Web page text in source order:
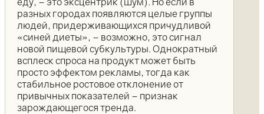
разных городах появляются целые группы
людей, придерживающихся причудливой
«синей диеты», – возможно, это сигнал
новой пищевой субкультуры. Однократный
всплеск спроса на продукт может быть
просто эффектом рекламы, тогда как
стабильное ростовое отклонение от
привычных показателей – признак
зарождающегося тренда.